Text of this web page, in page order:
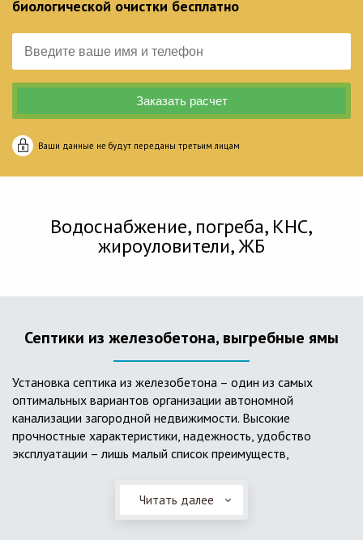
биологической очистки бесплатно
Ваши данные не будут переданы третьим лицам
Водоснабжение, погреба, КНС,
жироуловители, ЖБ
Септики из железобетона, выгребные ямы
Установка септика из железобетона – один из самых
оптимальных вариантов организации автономной
канализации загородной недвижимости. Высокие
прочностные характеристики, надежность, удобство
эксплуатации – лишь малый список преимуществ,
Он независим от источников электроэнергии, прост в
применении, и стоек к внешним механическим
Читать далее